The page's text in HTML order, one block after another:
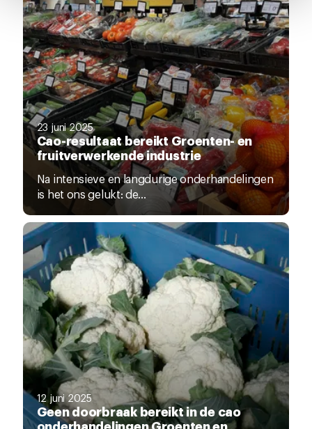
pagina.
23 juni 2025
Cao-resultaat bereikt Groenten- en
fruitverwerkende industrie
Na intensieve en langdurige onderhandelingen
is het ons gelukt: de...
12 juni 2025
Geen doorbraak bereikt in de cao
onderhandelingen Groenten en